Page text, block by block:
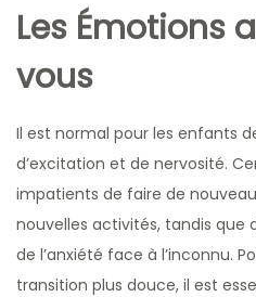
Les Émotions
vous
Il est normal pour les enfants
d’excitation et de nervosité.
impatients de faire de
nouvelles activités, tandis que
de l’anxiété face à l’inconnu.
transition plus douce, il est